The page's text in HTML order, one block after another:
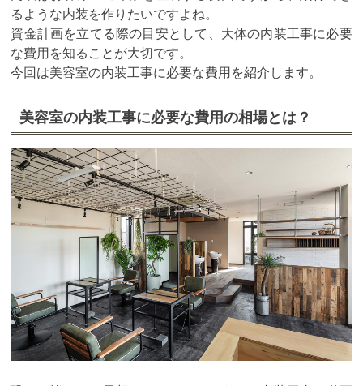
るような内装を作りたいですよね。
資金計画を立てる際の目安として、大体の内装工事に必要
な費用を知ることが大切です。
今回は美容室の内装工事に必要な費用を紹介します。
□美容室の内装工事に必要な費用の相場とは？